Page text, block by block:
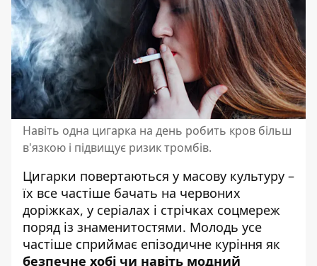
Навіть одна цигарка на день робить кров більш
в'язкою і підвищує ризик тромбів.
Цигарки повертаються у масову культуру –
їх все частіше бачать на червоних
доріжках, у серіалах і стрічках соцмереж
поряд із знаменитостями. Молодь усе
частіше сприймає епізодичне куріння як
безпечне хобі чи навіть модний